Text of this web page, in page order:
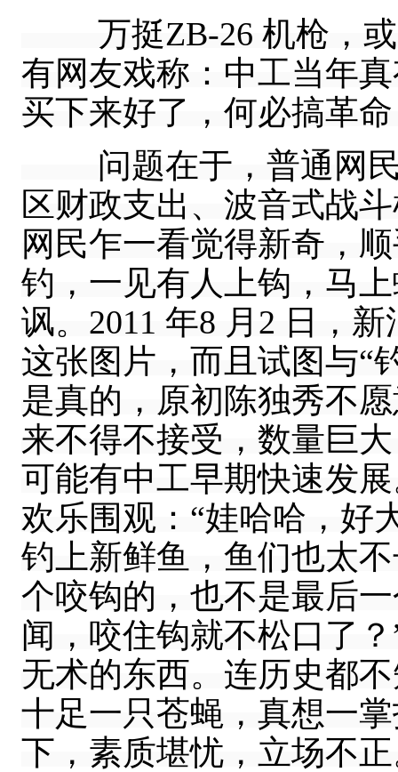
万挺ZB-26 机枪，
有网友戏称：中工当年
买下来好了，何必搞革
问题在于，普通网民
区财政支出、波音式战
网民乍一看觉得新奇，
钓，一见有人上钩，马
讽。2011 年8 月2 日，
这张图片，而且试图与“
是真的，原初陈独秀不
来不得不接受，数量巨
可能有中工早期快速发
欢乐围观：“娃哈哈，好
钓上新鲜鱼，鱼们也太
个咬钩的，也不是最后
闻，咬住钩就不松口了
无术的东西。连历史都
十足一只苍蝇，真想一
下，素质堪忧，立场不